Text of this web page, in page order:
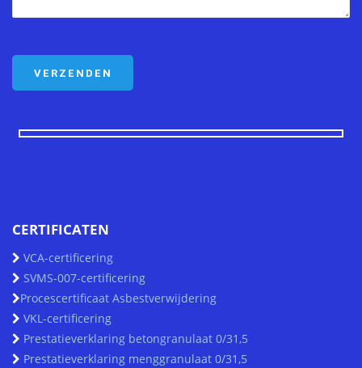
CERTIFICATEN
VCA-certificering
SVMS-007-certificering
Procescertificaat Asbestverwijdering
VKL-certificering
Prestatieverklaring betongranulaat 0/31,5
Prestatieverklaring menggranulaat 0/31,5